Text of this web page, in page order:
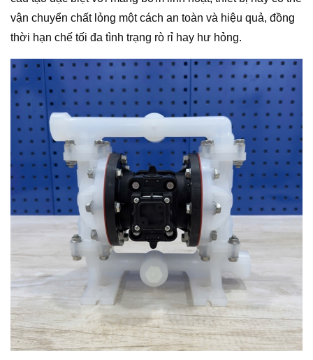
vận chuyển chất lỏng một cách an toàn và hiệu quả, đồng
thời hạn chế tối đa tình trạng rò rỉ hay hư hỏng.